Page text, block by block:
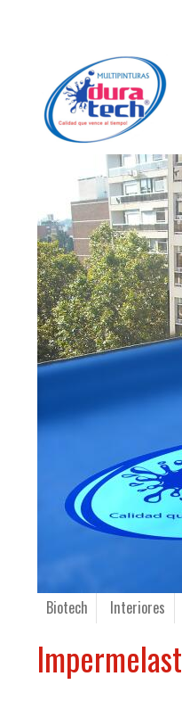
Biotech Interiores
Impermelast